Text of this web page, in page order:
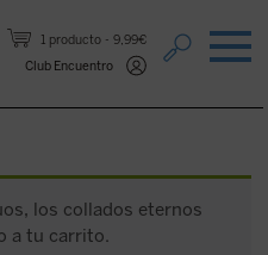
1 producto
9,99€
Club Encuentro
los collados eternos
a tu carrito.